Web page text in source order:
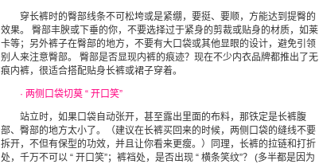
穿长裤时的臀部线条不可松垮或是紧绷，要挺、要顺，方能达到提臀的
效果。 臀部丰腴或下垂的你，不要选择过于紧身的剪裁或贴身的材质，如莱
卡等；另外裤子在臀部的地方，不要有大口袋或其他显眼的设计，避免引领
别人来注意臀部。 臀部是否显现内裤的痕迹？现在不少内衣品牌都推出了无
痕内裤，很适合搭配贴身长裤或裙子穿着。
· 两侧口袋切莫 “ 开口笑”
站立时，如果口袋自动张开，甚至露出里面的布料，那铁定是长裤腹
部、臀部的地方太小了。（建议在长裤买回来的时候，两侧口袋的缝线不要
拆开，不但有保型的功效，并且让你看来更瘦。）同理，长裤的拉链和打折
处，千万不可以 “ 开口笑”；裤裆处，是否出现 “ 横条笑纹”？ (多半都是因为